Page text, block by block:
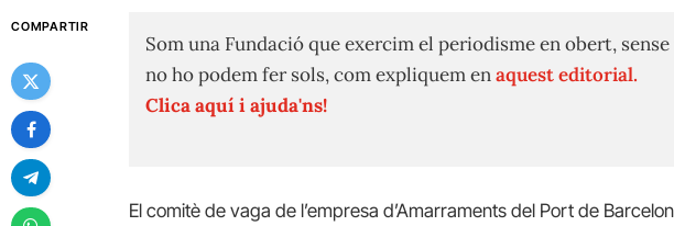
COMPARTIR
Som una Fundació que exercim el periodisme en obert,
no ho podem fer sols, com expliquem enaquest editorial.
Clica aquí i ajuda'ns!
El comitè de vaga de l’empresa d’Amarraments del Port de